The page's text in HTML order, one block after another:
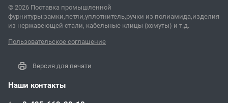
© 2026 Поставка промышленной
фурнитуры:замки,петли,уплотнитель,ручки из полиамида,изделия
из нержавеющей стали, кабельные клицы (хомуты) и т.д.
Пользовательское соглашение
Версия для печати
Наши контакты